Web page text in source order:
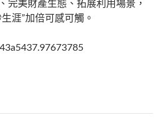
完美財產生態、拓展利用場景，
涯”加倍可感可觸。